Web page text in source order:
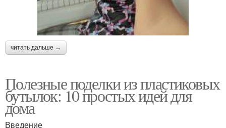
читать дальше →
Полезные поделки из пластиковых
бутылок: 10 простых идей для
дома
Введение